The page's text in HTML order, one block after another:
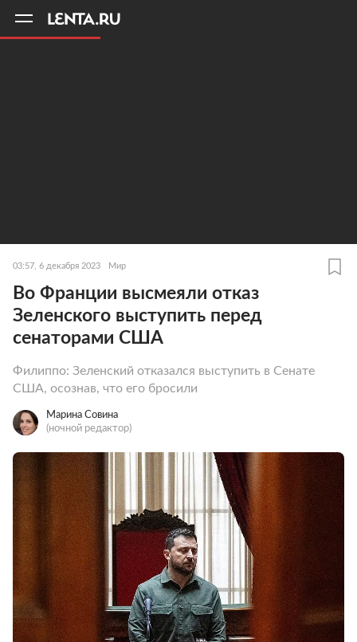
03:57, 6 декабря 2023 Мир
Во Франции высмеяли отказ
Зеленского выступить перед
сенаторами США
Филиппо: Зеленский отказался выступить в Сенате
США, осознав, что его бросили
Марина Совина
(ночной редактор)